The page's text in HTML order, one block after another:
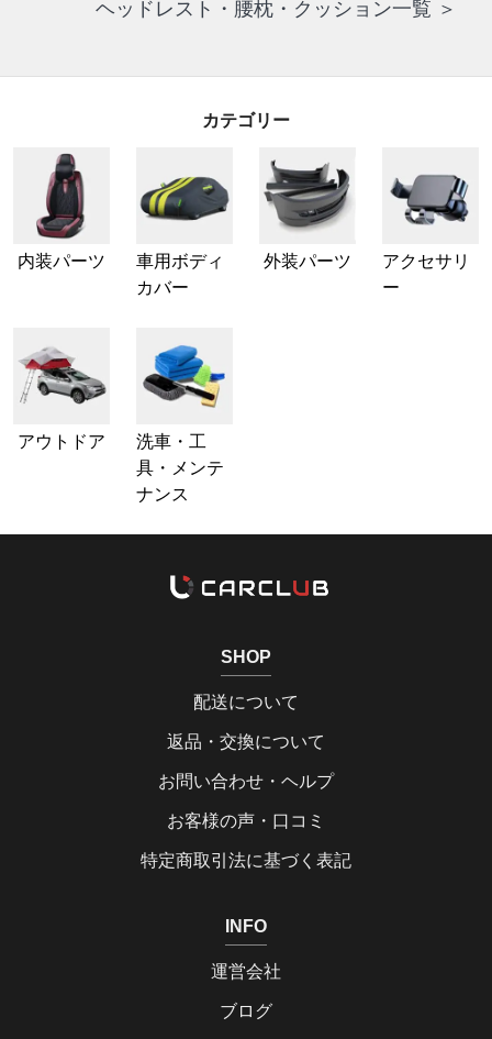
ヘッドレスト・腰枕・クッション一覧 ＞
カテゴリー
内装パーツ
車用ボディ
カバー
外装パーツ
アクセサリ
ー
アウトドア
洗車・工
具・メンテ
ナンス
SHOP
配送について
返品・交換について
お問い合わせ・ヘルプ
お客様の声・口コミ
特定商取引法に基づく表記
INFO
運営会社
ブログ